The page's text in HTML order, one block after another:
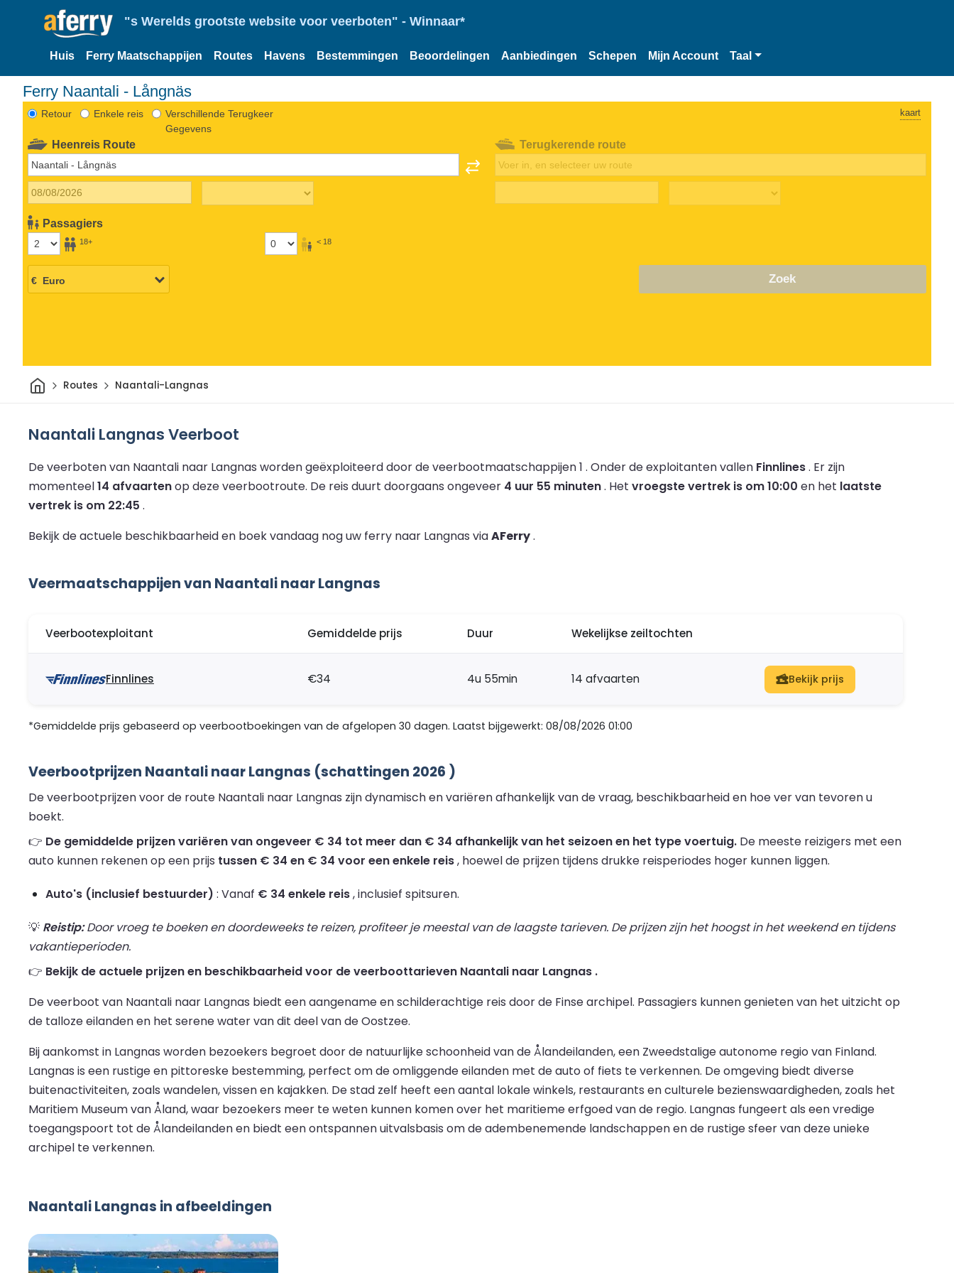
"s Werelds grootste website voor veerboten" - Winnaar*
Huis Ferry Maatschappijen Routes Havens Bestemmingen Beoordelingen Aanbiedingen Schepen Mijn Account Taal
Ferry Naantali - Långnäs
Retour Enkele reis
Verschillende Terugkeer
Gegevens
kaart
Heenreis Route
Passagiers
18+ < 18
Terugkerende route
Zoek
ThuisRoutes Naantali-Langnas
Naantali Langnas Veerboot
De veerboten van Naantali naar Langnas worden geëxploiteerd door de veerbootmaatschappijen 1 . Onder de exploitanten vallen Finnlines. Er zijn
momenteel14 afvaartenop deze veerbootroute. De reis duurt doorgaans ongeveer 4 uur 55 minuten. Het vroegste vertrek is om 10:00 en het laatste
vertrek is om 22:45 .
Bekijk de actuele beschikbaarheid en boek vandaag nog uw ferry naar Langnas viaAFerry.
Veermaatschappijen van Naantali naar Langnas
Veerbootexploitant Gemiddelde prijs Duur Wekelijkse zeiltochten
Finnlines €34 4u 55min 14 afvaarten Bekijk prijs
*Gemiddelde prijs gebaseerd op veerbootboekingen van de afgelopen 30 dagen. Laatst bijgewerkt: 08/08/2026 01:00
Veerbootprijzen Naantali naar Langnas (schattingen 2026 )
De veerbootprijzen voor de route Naantali naar Langnas zijn dynamisch en variëren afhankelijk van de vraag, beschikbaarheid en hoe ver van tevoren u
boekt.
👉 De gemiddelde prijzen variëren van ongeveer € 34 tot meer dan € 34 afhankelijk van het seizoen en het type voertuig. De meeste reizigers met een
auto kunnen rekenen op een prijs tussen € 34 en € 34 voor een enkele reis, hoewel de prijzen tijdens drukke reisperiodes hoger kunnen liggen.
Auto's (inclusief bestuurder) : Vanaf € 34 enkele reis, inclusief spitsuren.
💡 Reistip:Door vroeg te boeken en doordeweeks te reizen, profiteer je meestal van de laagste tarieven. De prijzen zijn het hoogst in het weekend en tijdens
vakantieperioden.
👉 Bekijk de actuele prijzen en beschikbaarheid voor de veerboottarieven Naantali naar Langnas .
De veerboot van Naantali naar Langnas biedt een aangename en schilderachtige reis door de Finse archipel. Passagiers kunnen genieten van het uitzicht op
de talloze eilanden en het serene water van dit deel van de Oostzee.
Bij aankomst in Langnas worden bezoekers begroet door de natuurlijke schoonheid van de Ålandeilanden, een Zweedstalige autonome regio van Finland.
Langnas is een rustige en pittoreske bestemming, perfect om de omliggende eilanden met de auto of fiets te verkennen. De omgeving biedt diverse
buitenactiviteiten, zoals wandelen, vissen en kajakken. De stad zelf heeft een aantal lokale winkels, restaurants en culturele bezienswaardigheden, zoals het
Maritiem Museum van Åland, waar bezoekers meer te weten kunnen komen over het maritieme erfgoed van de regio. Langnas fungeert als een vredige
toegangspoort tot de Ålandeilanden en biedt een ontspannen uitvalsbasis om de adembenemende landschappen en de rustige sfeer van deze unieke
archipel te verkennen.
Naantali Langnas in afbeeldingen